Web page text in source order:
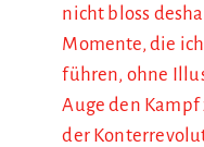
nicht bloss
Momente, die
führen, ohne
Auge den
der